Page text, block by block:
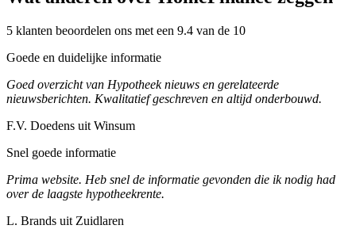
5 klanten beoordelen ons met een 9.4 van de 10
Goede en duidelijke informatie
Goed overzicht van Hypotheek nieuws en gerelateerde
nieuwsberichten. Kwalitatief geschreven en altijd onderbouwd.
F.V. Doedens uit Winsum
Snel goede informatie
Prima website. Heb snel de informatie gevonden die ik nodig had
over de laagste hypotheekrente.
L. Brands uit Zuidlaren